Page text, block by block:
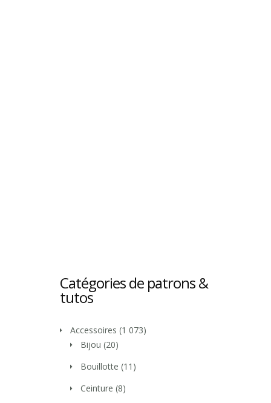
Catégories de patrons &
tutos
Accessoires (1 073)
Bijou (20)
Bouillotte (11)
Ceinture (8)